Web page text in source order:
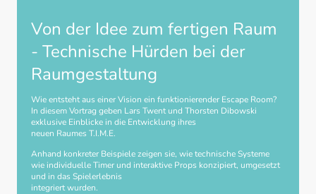
Von der Idee zum fertigen Raum
- Technische Hürden bei der
Raumgestaltung
Wie entsteht aus einer Vision ein funktionierender Escape Room?
In diesem Vortrag geben Lars Twent und Thorsten Dibowski
exklusive Einblicke in die Entwicklung ihres
neuen Raumes T.I.M.E.
Anhand konkreter Beispiele zeigen sie, wie technische Systeme
wie individuelle Timer und interaktive Props konzipiert, umgesetzt
und in das Spielerlebnis
integriert wurden.